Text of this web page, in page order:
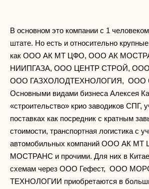
В основном это компании с 1
штате. Но есть и относительно
как ООО АК МТ ЦФО, ООО АК
НИИПГАЗА, ООО ЦЕНТР СТРОЙ,
ООО ГАЗХОЛОДТЕХНОЛОГИЯ, ООО
Основными видами бизнеса Алексея
«строительство» крио заводиков СПГ,
поставках как посредник с кратным
стоимости, транспортная логистика с
автомобильных компаний ООО АК
МОСТРАНС и прочими. Для них в
схемам через ООО Гефест, ООО
ТЕХНОЛОГИИ приобретаются в